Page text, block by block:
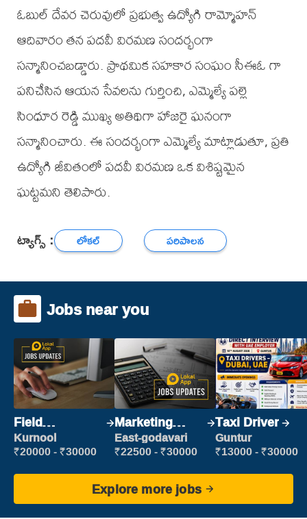
ఓబుల్ దేవర చెరువులో ప్రభుత్వ ఉద్యోగి రామ్మోహన్
ఆదివారం తన పదవీ విరమణ సందర్భంగా
సన్మానించబడ్డారు. ప్రాథమిక సహకార సంఘం సీఈఓ గా
పనిచేసిన ఆయన సేవలను గుర్తించి, ఎమ్మెల్యే పల్లె
సింధూర రెడ్డి ముఖ్య అతిథిగా హాజరై ఘనంగా
సన్మానించారు. ఈ సందర్భంగా ఎమ్మెల్యే మాట్లాడుతూ, ప్రతి
ఉద్యోగి జీవితంలో పదవీ విరమణ ఒక విశిష్టమైన
ఘట్టమని తెలిపారు.
ట్యాగ్స్ : లోకల్ పరిపాలన
Jobs near you
Field
Marketing
Executive
Kurnool
₹20000 - ₹30000
Marketing
Executive
East-godavari
₹22500 - ₹30000
Taxi Driver
Guntur
₹13000 - ₹30000
Explore more jobs